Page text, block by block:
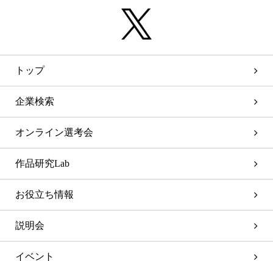
トップ
企業検索
オンライン選考会
作品研究Lab
お役立ち情報
説明会
イベント